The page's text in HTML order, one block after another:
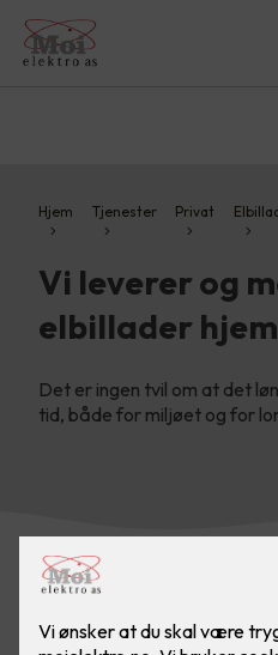
Hjem Tjenester Privat
Vi leverer og
elbillader
Det er ingen tvil om at det
tid, både for miljøet og for